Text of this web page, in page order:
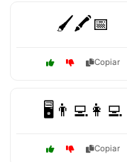
🖌️🖍️📅
Copiar
🖥️👨‍💻👩‍💻
Copiar